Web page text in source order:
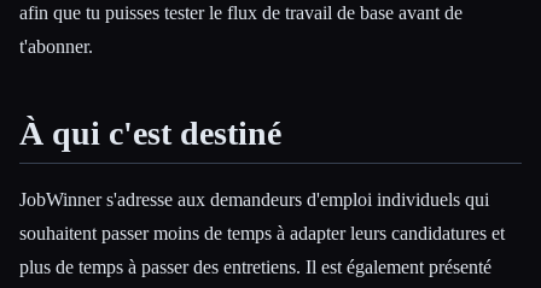
afin que tu puisses tester le flux de travail de base avant de
t'abonner.
À qui c'est destiné
JobWinner s'adresse aux demandeurs d'emploi individuels qui
souhaitent passer moins de temps à adapter leurs candidatures et
plus de temps à passer des entretiens. Il est également présenté